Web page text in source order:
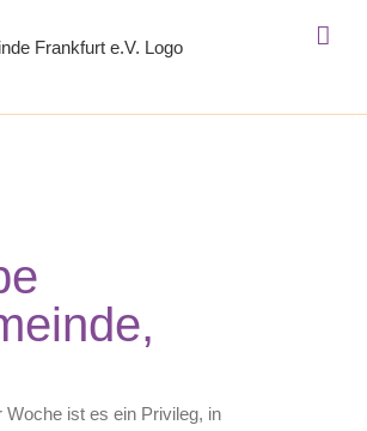
Woche ist es ein Privileg, in